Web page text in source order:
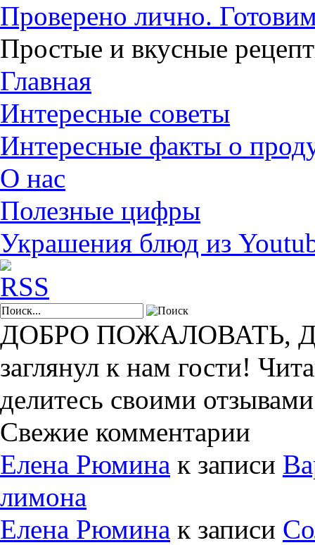
Проверено лично.
Простые и вкусные
Главная
Интересные советы
Интересные факты о
О нас
Полезные цифры
Украшения блюд из
ДОБРО ПОЖАЛОВАТЬ,
заглянул к нам гости!
делитесь своими
Свежие комментарии
Елена Рюмина к записи
лимона
Елена Рюмина к записи